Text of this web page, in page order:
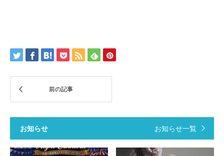
お知らせ お知らせ一覧